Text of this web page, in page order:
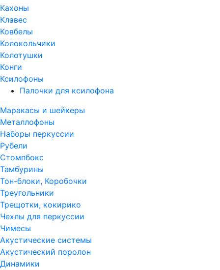
Кахоны
Клавес
Ковбелы
Колокольчики
Колотушки
Конги
Ксилофоны
Палочки для ксилофона
Маракасы и шейкеры
Металлофоны
Наборы перкуссии
Рубели
Стомпбокс
Тамбурины
Тон-блоки, Коробочки
Треугольники
Трещотки, кокирико
Чехлы для перкуссии
Чимесы
Акустические системы
Акустический поролон
Динамики